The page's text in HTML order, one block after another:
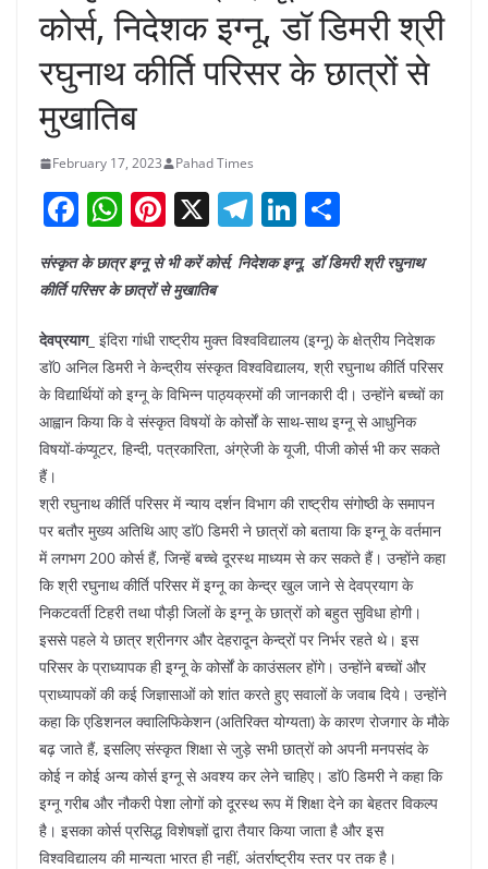
कोर्स, निदेशक इग्नू, डॉ डिमरी श्री
रघुनाथ कीर्ति परिसर के छात्रों से
मुखातिब
February 17, 2023 Pahad Times
F
a
c
b
o
o
k
W
at
A
p
p
Pi
nt
er
e
st
X T
el
e
a
m
Li
k
dI
n
h
ar
संस्कृत के छात्र इग्नू से भी करें कोर्स, निदेशक इग्नू, डॉ डिमरी श्री रघुनाथ
कीर्ति परिसर के छात्रों से मुखातिब
देवप्रयाग_ इंदिरा गांधी राष्ट्रीय मुक्त विश्वविद्यालय (इग्नू) के क्षेत्रीय निदेशक
डाॅ0 अनिल डिमरी ने केन्द्रीय संस्कृत विश्वविद्यालय, श्री रघुनाथ कीर्ति परिसर
के विद्यार्थियों को इग्नू के विभिन्न पाठ्यक्रमों की जानकारी दी। उन्होंने बच्चों का
आह्वान किया कि वे संस्कृत विषयों के कोर्सों के साथ-साथ इग्नू से आधुनिक
विषयों-कंप्यूटर, हिन्दी, पत्रकारिता, अंग्रेजी के यूजी, पीजी कोर्स भी कर सकते
हैं।
श्री रघुनाथ कीर्ति परिसर में न्याय दर्शन विभाग की राष्ट्रीय संगोष्ठी के समापन
पर बतौर मुख्य अतिथि आए डाॅ0 डिमरी ने छात्रों को बताया कि इग्नू के वर्तमान
में लगभग 200 कोर्स हैं, जिन्हें बच्चे दूरस्थ माध्यम से कर सकते हैं। उन्होंने कहा
कि श्री रघुनाथ कीर्ति परिसर में इग्नू का केन्द्र खुल जाने से देवप्रयाग के
निकटवर्ती टिहरी तथा पौड़ी जिलों के इग्नू के छात्रों को बहुत सुविधा होगी।
इससे पहले ये छात्र श्रीनगर और देहरादून केन्द्रों पर निर्भर रहते थे। इस
परिसर के प्राध्यापक ही इग्नू के कोर्सों के काउंसलर होंगे। उन्होंने बच्चों और
प्राध्यापकों की कई जिज्ञासाओं को शांत करते हुए सवालों के जवाब दिये। उन्होंने
कहा कि एडिशनल क्वालिफिकेशन (अतिरिक्त योग्यता) के कारण रोजगार के मौके
बढ़ जाते हैं, इसलिए संस्कृत शिक्षा से जुड़े सभी छात्रों को अपनी मनपसंद के
कोई न कोई अन्य कोर्स इग्नू से अवश्य कर लेने चाहिए। डाॅ0 डिमरी ने कहा कि
इग्नू गरीब और नौकरी पेशा लोगों को दूरस्थ रूप में शिक्षा देने का बेहतर विकल्प
है। इसका कोर्स प्रसिद्ध विशेषज्ञों द्वारा तैयार किया जाता है और इस
विश्वविद्यालय की मान्यता भारत ही नहीं, अंतर्राष्ट्रीय स्तर पर तक है।